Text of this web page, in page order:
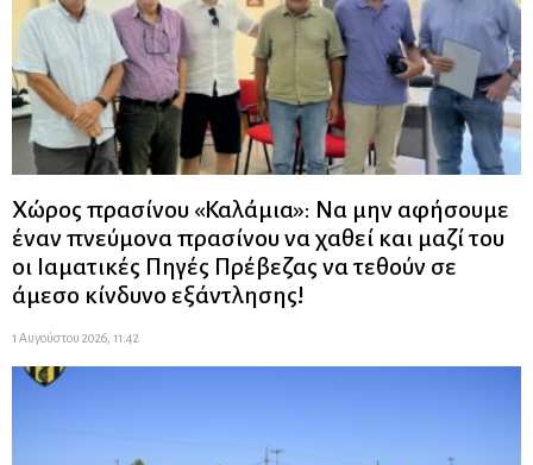
Χώρος πρασίνου «Καλάμια»: Να μην αφήσουμε
έναν πνεύμονα πρασίνου να χαθεί και μαζί του
οι Ιαματικές Πηγές Πρέβεζας να τεθούν σε
άμεσο κίνδυνο εξάντλησης!
1 Αυγούστου 2026, 11:42